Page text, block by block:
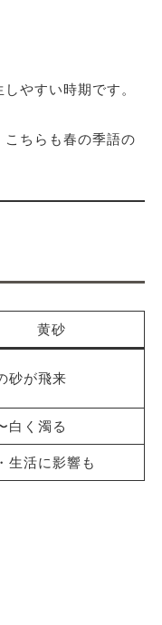
やすい時期です。
ちらも春の季語の
黄砂
砂が飛来
白く濁る
生活に影響も